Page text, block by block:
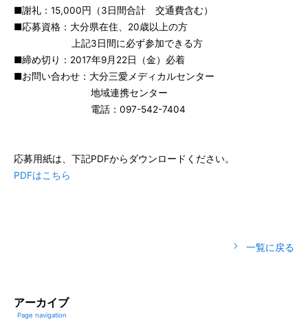
■謝礼：15,000円（3日間合計 交通費含む）
■応募資格：大分県在住、20歳以上の方
上記3日間に必ず参加できる方
■締め切り：2017年9月22日（金）必着
■お問い合わせ：大分三愛メディカルセンター
地域連携センター
電話：097-542-7404
応募用紙は、下記PDFからダウンロードください。
PDFはこちら
一覧に戻る
アーカイブ
Page navigation